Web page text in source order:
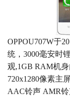
OPPOU707W于
统，3000毫安时
观,1GB RAM机
720x1280像素主
AAC铃声 AMR